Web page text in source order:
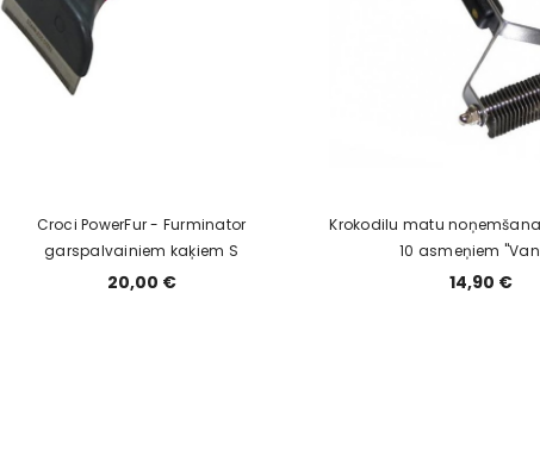
Croci PowerFur - Furminator
garspalvainiem kaķiem S
20,00 €
Krokodilu matu
10 asmeņiem
14,90 €